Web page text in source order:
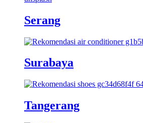
Serang
Surabaya
Tangerang